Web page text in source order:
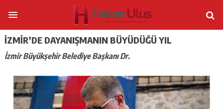
İZMIR’DE DAYANIŞMANIN BÜYÜDÜĞÜ YIL
İzmir Büyükşehir Belediye Başkanı Dr.